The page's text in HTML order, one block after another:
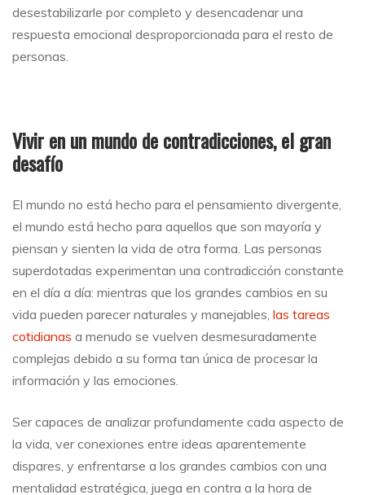
desestabilizarle por completo y desencadenar una
respuesta emocional desproporcionada para el resto de
personas.
Vivir en un mundo de contradicciones, el gran
desafío
El mundo no está hecho para el pensamiento divergente,
el mundo está hecho para aquellos que son mayoría y
piensan y sienten la vida de otra forma. Las personas
superdotadas experimentan una contradicción constante
en el día a día: mientras que los grandes cambios en su
vida pueden parecer naturales y manejables, las tareas
cotidianas a menudo se vuelven desmesuradamente
complejas debido a su forma tan única de procesar la
información y las emociones.
Ser capaces de analizar profundamente cada aspecto de
la vida, ver conexiones entre ideas aparentemente
dispares, y enfrentarse a los grandes cambios con una
mentalidad estratégica, juega en contra a la hora de